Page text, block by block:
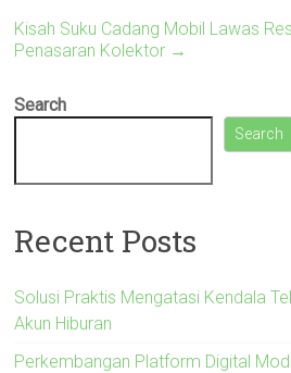
Kisah Suku Cadang Mobil Lawas
Penasaran Kolektor →
Search
Search
Recent Posts
Solusi Praktis Mengatasi Kendala
Akun Hiburan
Perkembangan Platform Digital